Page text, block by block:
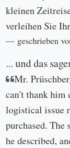
kleinen
verleihen Sie
geschrieben
... und das
Mr.
can't thank him
logistical issue
purchased.
he described,